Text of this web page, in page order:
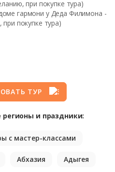
при покупке тура)
гармони у Деда Филимона -
покупке тура)
ТУР
регионы и праздники:
с мастер-классами
Абхазия Адыгея